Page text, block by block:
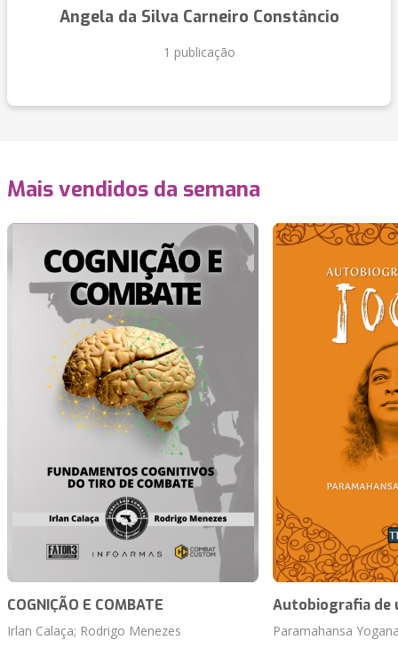
Angela da Silva Carneiro Constâncio
1 publicação
Mais vendidos da semana
COGNIÇÃO E COMBATE
Irlan Calaça; Rodrigo Menezes
Autobiografia de
Paramahansa